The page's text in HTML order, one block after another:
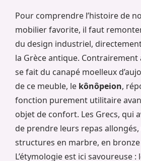
Pour comprendre l’histoire de
mobilier favorite, il faut
du design industriel,
la Grèce antique. Contrairement
se fait du canapé moelleux
de ce meuble, le kônôpeion,
fonction purement utilitaire
objet de confort. Les Grecs, qui
de prendre leurs repas
structures en marbre, en
L’étymologie est ici savoureuse